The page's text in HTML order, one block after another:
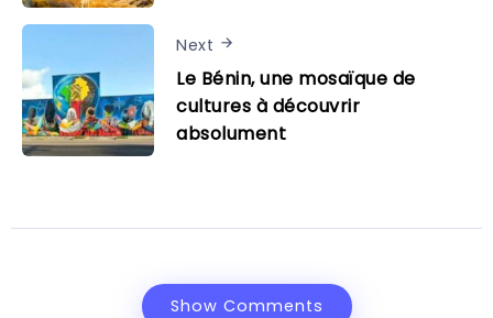
Next
Le Bénin, une mosaïque de
cultures à découvrir
absolument
Show Comments